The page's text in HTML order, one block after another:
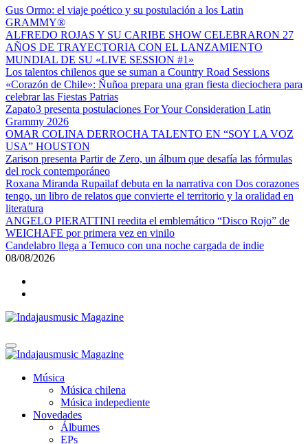
Gus Ormo: el viaje poético y su postulación a los Latin
GRAMMY®
ALFREDO ROJAS Y SU CARIBE SHOW CELEBRARON 27
AÑOS DE TRAYECTORIA CON EL LANZAMIENTO
MUNDIAL DE SU «LIVE SESSION #1»
Los talentos chilenos que se suman a Country Road Sessions
«Corazón de Chile»: Ñuñoa prepara una gran fiesta dieciochera para
celebrar las Fiestas Patrias
Zapato3 presenta postulaciones For Your Consideration Latin
Grammy 2026
OMAR COLINA DERROCHA TALENTO EN “SOY LA VOZ
USA” HOUSTON
Zarison presenta Partir de Zero, un álbum que desafía las fórmulas
del rock contemporáneo
Roxana Miranda Rupailaf debuta en la narrativa con Dos corazones
tengo, un libro de relatos que convierte el territorio y la oralidad en
literatura
ANGELO PIERATTINI reedita el emblemático “Disco Rojo” de
WEICHAFE por primera vez en vinilo
Candelabro llega a Temuco con una noche cargada de indie
08/08/2026
Música, Cultura y Espectáculos
Música
Música chilena
Música indepediente
Novedades
Álbumes
EPs